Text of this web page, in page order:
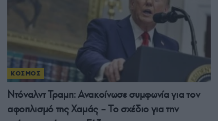
ΚΟΣΜΟΣ
Ντόναλντ Τραμπ: Ανακοίνωσε συμφωνία για τον
αφοπλισμό της Χαμάς – Το σχέδιο για την